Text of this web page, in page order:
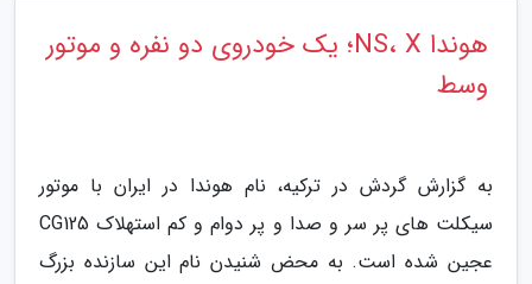
هوندا NS، X؛ یک خودروی دو نفره و موتور
وسط
به گزارش گردش در ترکیه، نام هوندا در ایران با موتور
سیکلت های پر سر و صدا و پر دوام و کم استهلاک CG125
عجین شده است. به محض شنیدن نام این سازنده بزرگ